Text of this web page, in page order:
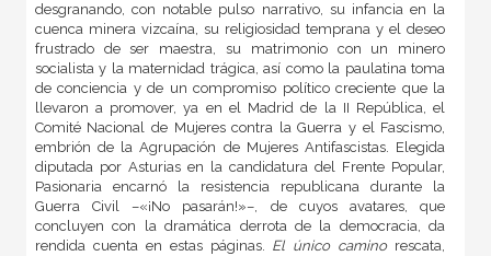
desgranando, con notable pulso narrativo, su infancia en la
cuenca minera vizcaína, su religiosidad temprana y el deseo
frustrado de ser maestra, su matrimonio con un minero
socialista y la maternidad trágica, así como la paulatina toma
de conciencia y de un compromiso político creciente que la
llevaron a promover, ya en el Madrid de la II República, el
Comité Nacional de Mujeres contra la Guerra y el Fascismo,
embrión de la Agrupación de Mujeres Antifascistas. Elegida
diputada por Asturias en la candidatura del Frente Popular,
Pasionaria encarnó la resistencia republicana durante la
Guerra Civil –«¡No pasarán!»–, de cuyos avatares, que
concluyen con la dramática derrota de la democracia, da
rendida cuenta en estas páginas. El único caminorescata,